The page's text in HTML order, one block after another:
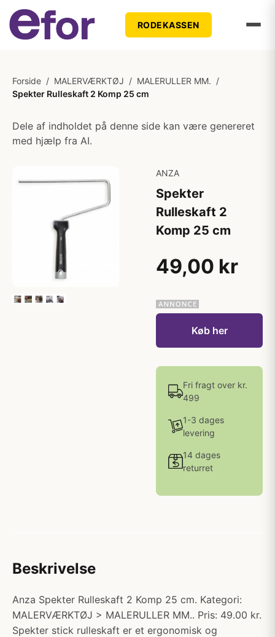
RODEKASSEN
Forside / MALERVÆRKTØJ / MALERULLER MM. /
Spekter Rulleskaft 2 Komp 25 cm
Dele af indholdet på denne side kan være genereret
med hjælp fra AI.
ANZA
Spekter
Rulleskaft 2
Komp 25 cm
49,00 kr
Køb her
Fri fragt over kr.
499
1-3 dages
levering
14 dages
returret
Beskrivelse
Anza Spekter Rulleskaft 2 Komp 25 cm. Kategori:
MALERVÆRKTØJ > MALERULLER MM.. Pris: 49.00 kr.
Spekter stick rulleskaft er et ergonomisk og